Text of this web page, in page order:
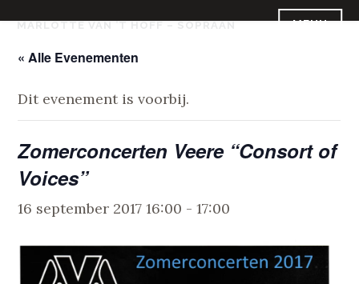
content
MENU
« Alle Evenementen
Dit evenement is voorbij.
Zomerconcerten Veere “Consort of
Voices”
16 september 2017 16:00 -17:00